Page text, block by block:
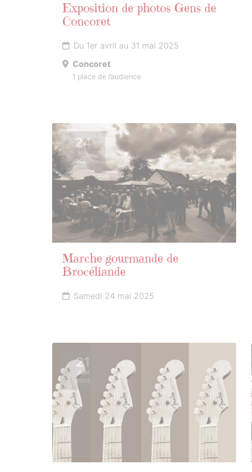
Exposition de photos Gens de
Concoret
Du 1er avril au 31 mai 2025
Concoret
1 place de l’audience
24
MAI
2025
Marche gourmande de
Brocéliande
Samedi 24 mai 2025
21
JUIN
2025